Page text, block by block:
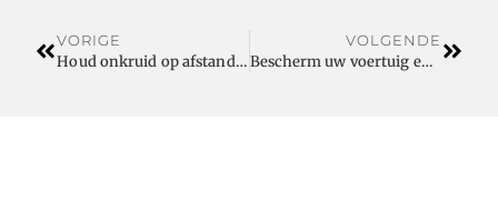
VORIGE
Houd onkruid op afstand met een ecologische bodembedekker
VOLGENDE
Bescherm uw voertuig en veiligheid door een sterretje in uw voorruit te laten vervangen Antwerpen